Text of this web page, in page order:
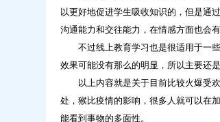
以更好地促进学生吸收知识的，但是通
沟通能力和交往能力，在情感方面也会
不过线上教育学习也是很适用于一些
效果可能没有那么的明显，所以主要还
以上内容就是关于目前比较火爆受欢
处，猴比疫情的影响，很多人就可以在
能看到事物的多面性。